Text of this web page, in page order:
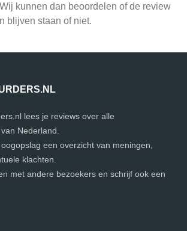
kunnen dan beoordelen of de review
blijven staan of niet.
lees je reviews over alle
Nederland.
een overzicht van meningen,
klachten.
met andere bezoekers en schrijf ook een